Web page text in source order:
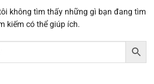
không tìm thấy những gì bạn đang tìm
kiếm có thể giúp ích.